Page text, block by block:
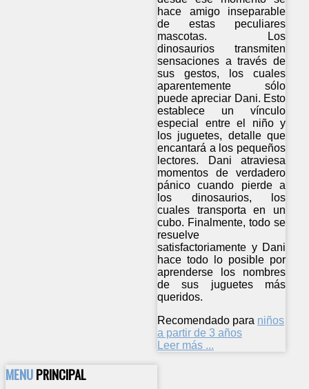
hace amigo inseparable
de estas peculiares
mascotas. Los
dinosaurios transmiten
sensaciones a través de
sus gestos, los cuales
aparentemente sólo
puede apreciar Dani. Esto
establece un vínculo
especial entre el niño y
los juguetes, detalle que
encantará a los pequeños
lectores. Dani atraviesa
momentos de verdadero
pánico cuando pierde a
los dinosaurios, los
cuales transporta en un
cubo. Finalmente, todo se
resuelve
satisfactoriamente y Dani
hace todo lo posible por
aprenderse los nombres
de sus juguetes más
queridos.
Recomendado para niños
a partir de 3 años
Leer más ...
MENUPRINCIPAL